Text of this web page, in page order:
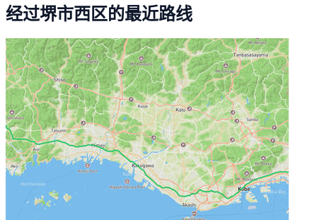
经过堺市西区的最近路线